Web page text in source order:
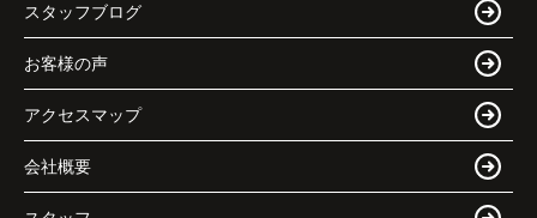
スタッフブログ
お客様の声
アクセスマップ
会社概要